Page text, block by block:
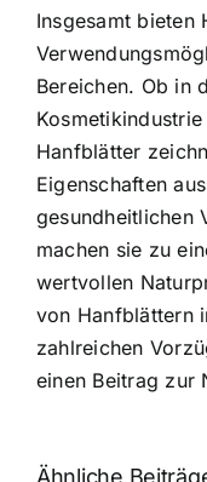
Insgesamt bieten
Bereichen. Ob in
Hanfblätter
Eigenschaften
gesundheitlichen
machen sie zu
wertvollen
von Hanfblättern
zahlreichen
einen Beitrag zur
Ähnliche